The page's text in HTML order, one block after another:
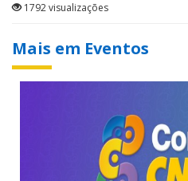
1792 visualizações
Mais em Eventos